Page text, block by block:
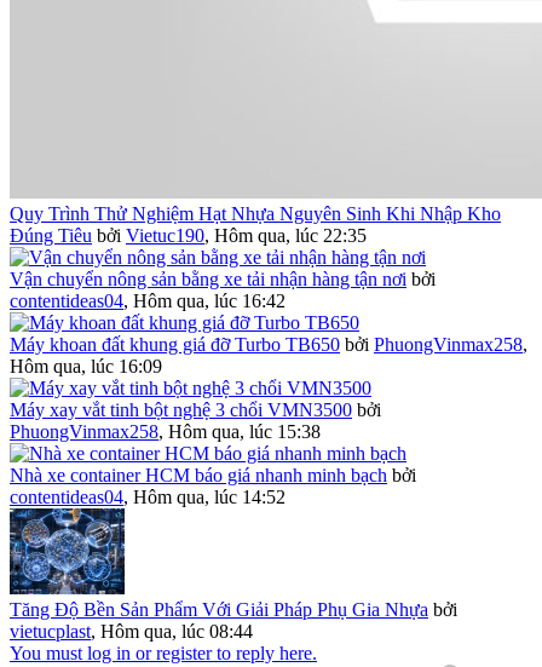
Quy Trình Thử Nghiệm Hạt Nhựa Nguyên Sinh Khi Nhập Kho
Đúng Tiêu bởi Vietuc190, Hôm qua, lúc 22:35
Vận chuyển nông sản bằng xe tải nhận hàng tận nơi bởi
contentideas04, Hôm qua, lúc 16:42
Máy khoan đất khung giá đỡ Turbo TB650 bởi PhuongVinmax258,
Hôm qua, lúc 16:09
Máy xay vắt tinh bột nghệ 3 chổi VMN3500 bởi
PhuongVinmax258, Hôm qua, lúc 15:38
Nhà xe container HCM báo giá nhanh minh bạch bởi
contentideas04, Hôm qua, lúc 14:52
Tăng Độ Bền Sản Phẩm Với Giải Pháp Phụ Gia Nhựa bởi
vietucplast, Hôm qua, lúc 08:44
You must log in or register to reply here.